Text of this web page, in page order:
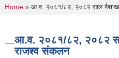
You are here
Home » आ.व. २०८१/८२, २०८२ साल बैशाख
आ.व. २०८१/८२, २०८२
राजश्व संकलन